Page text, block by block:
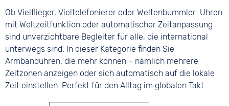
Ob Vielflieger, Vieltelefonierer oder Weltenbummler: Uhren
mit Weltzeitfunktion oder automatischer Zeitanpassung
sind unverzichtbare Begleiter für alle, die international
unterwegs sind. In dieser Kategorie finden Sie
Armbanduhren, die mehr können – nämlich mehrere
Zeitzonen anzeigen oder sich automatisch auf die lokale
Zeit einstellen. Perfekt für den Alltag im globalen Takt.